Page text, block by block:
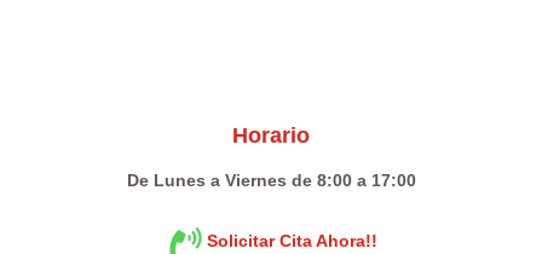
Horario
De Lunes a Viernes de 8:00 a 17:00
Solicitar Cita Ahora!!